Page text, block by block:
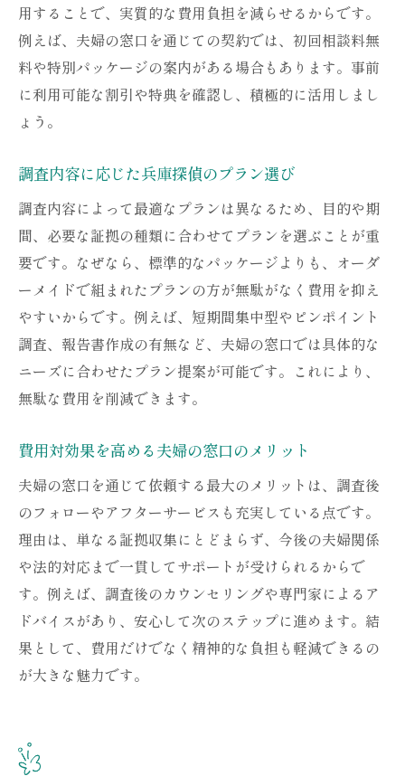
用することで、実質的な費用負担を減らせるからです。
例えば、夫婦の窓口を通じての契約では、初回相談料無
料や特別パッケージの案内がある場合もあります。事前
に利用可能な割引や特典を確認し、積極的に活用しまし
ょう。
調査内容に応じた兵庫探偵のプラン選び
調査内容によって最適なプランは異なるため、目的や期
間、必要な証拠の種類に合わせてプランを選ぶことが重
要です。なぜなら、標準的なパッケージよりも、オーダ
ーメイドで組まれたプランの方が無駄がなく費用を抑え
やすいからです。例えば、短期間集中型やピンポイント
調査、報告書作成の有無など、夫婦の窓口では具体的な
ニーズに合わせたプラン提案が可能です。これにより、
無駄な費用を削減できます。
費用対効果を高める夫婦の窓口のメリット
夫婦の窓口を通じて依頼する最大のメリットは、調査後
のフォローやアフターサービスも充実している点です。
理由は、単なる証拠収集にとどまらず、今後の夫婦関係
や法的対応まで一貫してサポートが受けられるからで
す。例えば、調査後のカウンセリングや専門家によるア
ドバイスがあり、安心して次のステップに進めます。結
果として、費用だけでなく精神的な負担も軽減できるの
が大きな魅力です。